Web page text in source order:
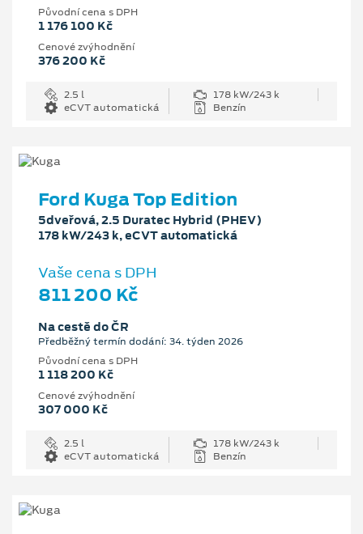
Původní cena s DPH
1 176 100 Kč
Cenové zvýhodnění
376 200 Kč
2.5 l
178 kW/243 k
eCVT automatická
Benzín
Ford Kuga Top Edition
5dveřová, 2.5 Duratec Hybrid (PHEV)
178 kW/243 k, eCVT automatická
Vaše cena s DPH
811 200 Kč
Na cestě do ČR
Předběžný termín dodání: 34. týden 2026
Původní cena s DPH
1 118 200 Kč
Cenové zvýhodnění
307 000 Kč
2.5 l
178 kW/243 k
eCVT automatická
Benzín